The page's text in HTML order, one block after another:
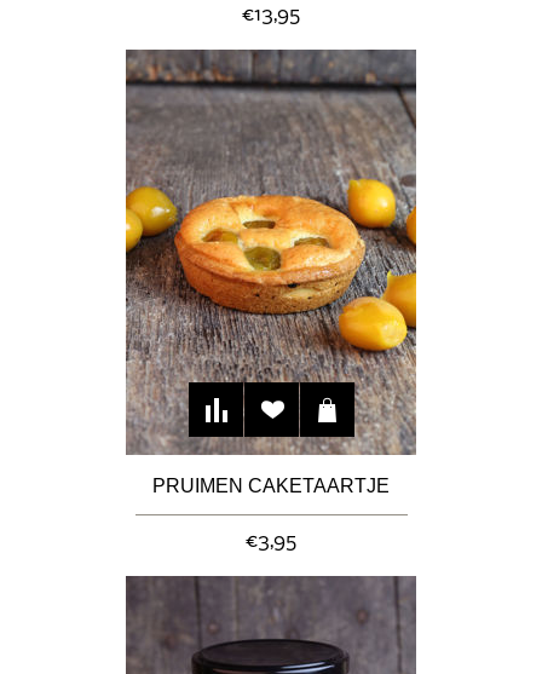
€13,95
PRUIMEN CAKETAARTJE
€3,95